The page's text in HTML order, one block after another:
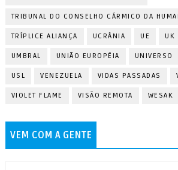
TRIBUNAL DO CONSELHO CÁRMICO DA
TRÍPLICE ALIANÇA UCRÂNIA UE UK
UMBRAL UNIÃO EUROPÉIA UNIVERSO
USL VENEZUELA VIDAS PASSADAS
VIOLET FLAME VISÃO REMOTA WESAK
VEM COM A GENTE